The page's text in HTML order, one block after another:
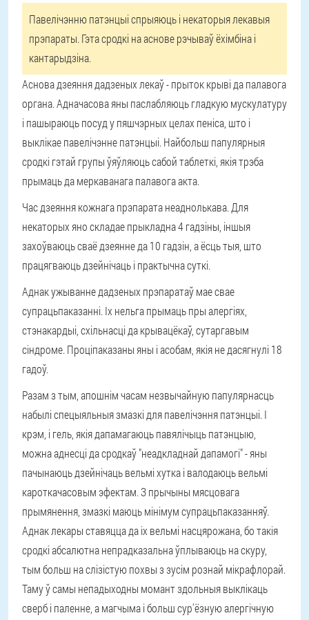
Павелічэнню патэнцыі спрыяюць і некаторыя лекавыя
прэпараты. Гэта сродкі на аснове рэчываў ёхімбіна і
кантарыдзіна.
Аснова дзеяння дадзеных лекаў - прыток крыві да палавога
органа. Адначасова яны паслабляюць гладкую мускулатуру
і пашыраюць посуд у пяшчэрных целах пеніса, што і
выклікае павелічэнне патэнцыі. Найбольш папулярныя
сродкі гэтай групы ўяўляюць сабой таблеткі, якія трэба
прымаць да меркаванага палавога акта.
Час дзеяння кожнага прэпарата неаднолькава. Для
некаторых яно складае прыкладна 4 гадзіны, іншыя
захоўваюць сваё дзеянне да 10 гадзін, а ёсць тыя, што
працягваюць дзейнічаць і практычна суткі.
Аднак ужыванне дадзеных прэпаратаў мае свае
супрацьпаказанні. Іх нельга прымаць пры алергіях,
стэнакардыі, схільнасці да крывацёкаў, сутаргавым
сіндроме. Проціпаказаны яны і асобам, якія не дасягнулі 18
гадоў.
Разам з тым, апошнім часам незвычайную папулярнасць
набылі спецыяльныя змазкі для павелічэння патэнцыі. І
крэм, і гель, якія дапамагаюць павялічыць патэнцыю,
можна аднесці да сродкаў "неадкладнай дапамогі" - яны
пачынаюць дзейнічаць вельмі хутка і валодаюць вельмі
кароткачасовым эфектам. З прычыны мясцовага
прымянення, змазкі маюць мінімум супрацьпаказанняў.
Аднак лекары ставяцца да іх вельмі насцярожана, бо такія
сродкі абсалютна непрадказальна ўплываюць на скуру,
тым больш на слізістую похвы з зусім рознай мікрафлорай.
Таму ў самы непадыходны момант здольныя выклікаць
сверб і паленне, а магчыма і больш сур'ёзную алергічную